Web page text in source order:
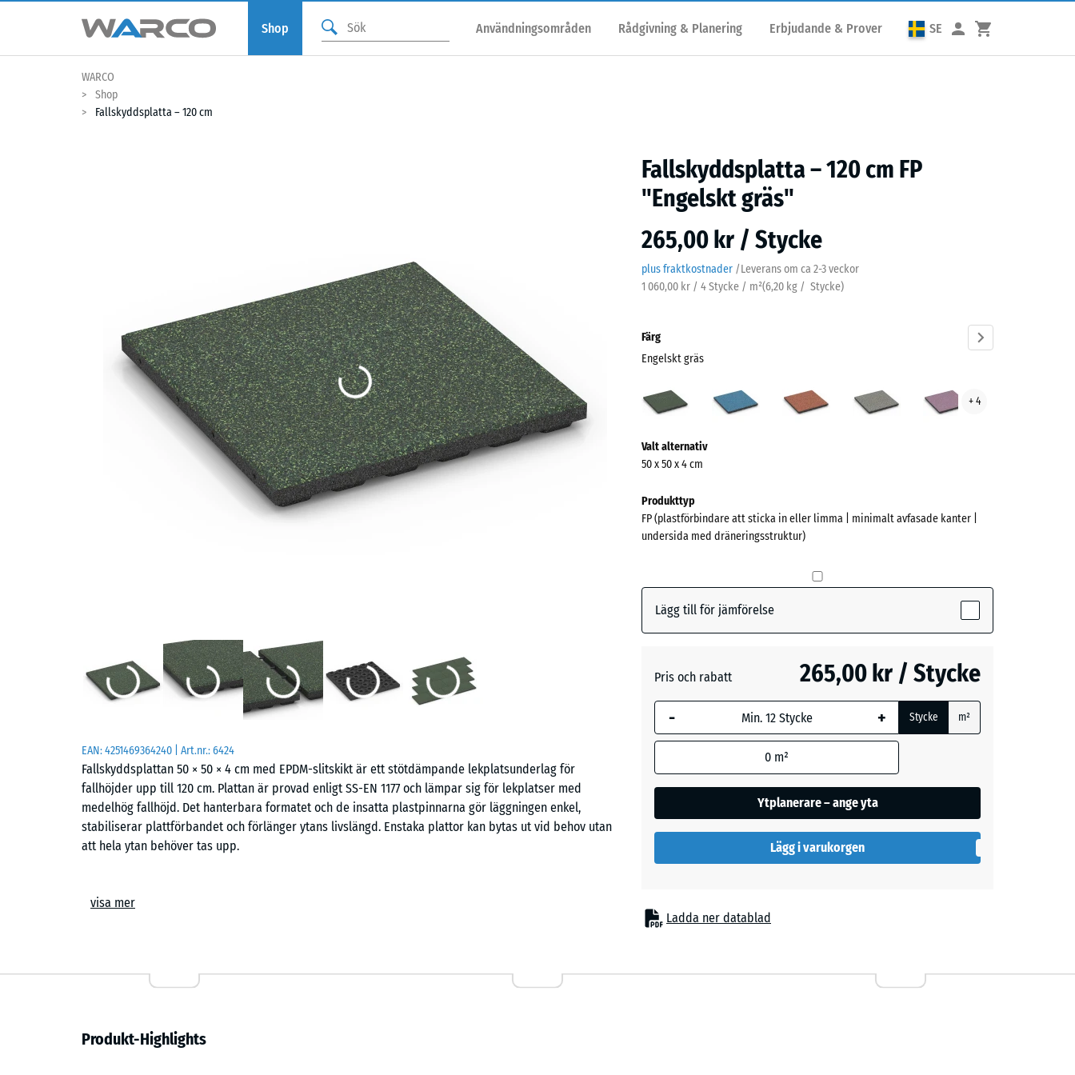
Shop Användningsområden Rådgivning & Planering Erbjudande & Prover SE
WARCO
Shop
Fallskyddsplatta – 120 cm
Fallskyddsplatta – 120 cm FP
"Engelskt gräs"
265,00 kr / Stycke
plus fraktkostnader /Leverans om ca 2-3 veckor
1 060,00 kr / 4 Stycke / m²(6,20 kg / Stycke)
EAN:4251469364240 | Art.nr.:6424
Fallskyddsplattan 50 × 50 × 4 cm med EPDM-slitskikt är ett stötdämpande lekplatsunderlag för
fallhöjder upp till 120 cm. Plattan är provad enligt SS-EN 1177 och lämpar sig för lekplatser med
medelhög fallhöjd. Det hanterbara formatet och de insatta plastpinnarna gör läggningen enkel,
stabiliserar plattförbandet och förlänger ytans livslängd. Enstaka plattor kan bytas ut vid behov utan
att hela ytan behöver tas upp.
terapi, rehabilitering och omsorg, särskilt där huden ofta kommer i kontakt med ytan.
Plattan är tvålagerskonstruerad. Det elastiska bärskiktet av PU-bundet ELT-gummigranulat står för
visa mer
Färg
Engelskt gräs
granit
+ 4
information
om
färgerna?
Visa
färgpalett
(active)
Grå
granit
Mörkgrå
granit
Valt alternativ
50 x 50 x 4 cm
Produkttyp
FP (plastförbindare att sticka in eller limma | minimalt avfasade kanter |
undersida med dräneringsstruktur)
Lägg till för jämförelse
Pris och rabatt 265,00 kr / Stycke
- + Stycke m²
0 m²
Ytplanerare – ange yta
Lägg i varukorgen
Ladda ner datablad
Produkt-Highlights